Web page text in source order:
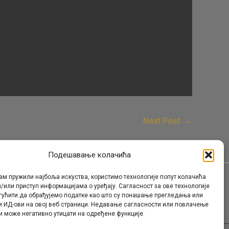
Подешавање колачића
пружили најбоља искуства, користимо технологије попут колачића
приступ информацијама о уређају. Сагласност за ове технологије
да обрађујемо податке као што су понашање прегледања или
ИД-ови на овој веб страници. Недавање сагласности или повлачење
може негативно утицати на одређене функције.
Next Post →
Контакт